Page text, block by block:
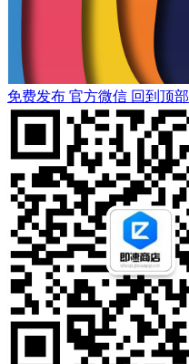
免费发布 官方微信 回到顶部